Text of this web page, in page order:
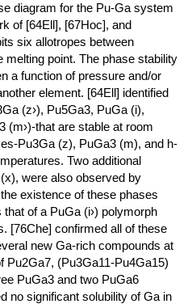
diagram for the Pu-Ga system
of [64Ell], [67Hoc], and
six allotropes between
melting point. The phase stability
a function of pressure and/or
element. [64Ell] identified
(z›), Pu5Ga3, PuGa (i),
(m›)-that are stable at room
Pu3Ga (z), PuGa3 (m), and h-
Two additional
were also observed by
existence of these phases
of a PuGa (i›) polymorph
[76Che] confirmed all of these
new Ga-rich compounds at
Pu2Ga7, (Pu3Ga11-Pu4Ga15)
PuGa3 and two PuGa6
no significant solubility of Ga in